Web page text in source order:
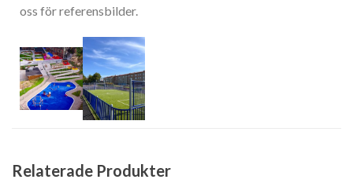
oss för referensbilder.
Relaterade Produkter